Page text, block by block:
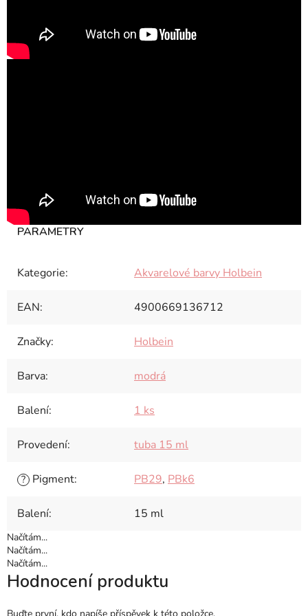
Kategorie: Akvarelové barvy Holbein
EAN: 4900669136712
Značky: Holbein
Barva: modrá
Balení: 1 ks
Provedení: tuba 15 ml
? Pigment: PB29, PBk6
Balení: 15 ml
Načítám...
Načítám...
Načítám...
Hodnocení produktu